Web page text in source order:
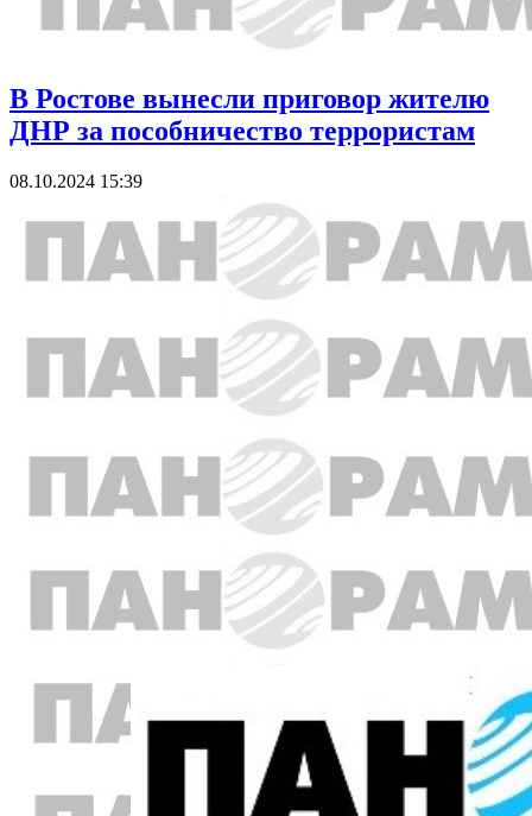
В Ростове вынесли приговор жителю
ДНР за пособничество террористам
08.10.2024 15:39